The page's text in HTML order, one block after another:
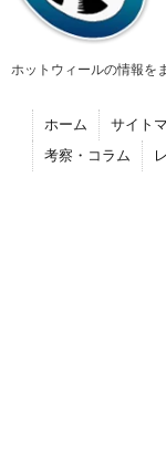
ホットウィールの情報を
ホーム サイト
考察・コラム